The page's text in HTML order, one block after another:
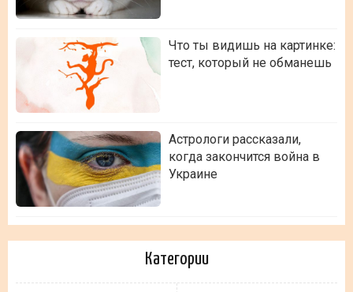
Что ты видишь на картинке:
тест, который не обманешь
Астрологи рассказали,
когда закончится война в
Украине
Категории